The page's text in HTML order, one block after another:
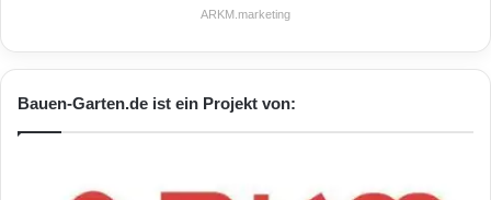
ARKM.marketing
Bauen-Garten.de ist ein Projekt von: